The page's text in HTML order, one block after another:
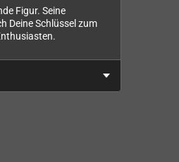
Figur. Seine
Deine Schlüssel zum